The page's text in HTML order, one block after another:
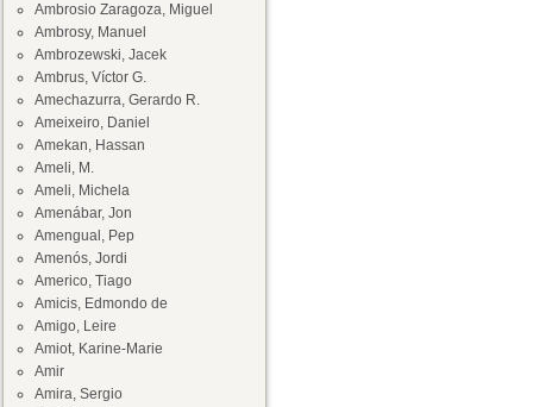
Ambrosio Zaragoza, Miguel
Ambrosy, Manuel
Ambrozewski, Jacek
Ambrus, Víctor G.
Amechazurra, Gerardo R.
Ameixeiro, Daniel
Amekan, Hassan
Ameli, M.
Ameli, Michela
Amenábar, Jon
Amengual, Pep
Amenós, Jordi
Americo, Tiago
Amicis, Edmondo de
Amigo, Leire
Amiot, Karine-Marie
Amir
Amira, Sergio